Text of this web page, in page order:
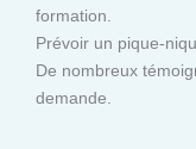
formation.
Prévoir un pique-
De nombreux
demande.